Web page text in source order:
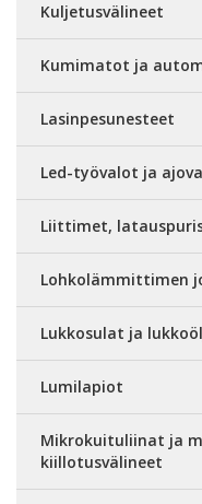
Kuljetusvälineet
Kumimatot ja
Lasinpesunesteet
Led-työvalot ja
Liittimet,
Lohkolämmittimen
Lukkosulat ja
Lumilapiot
Mikrokuituliinat ja
kiillotusvälineet